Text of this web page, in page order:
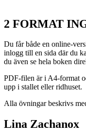
2 FORMAT
Du får både en online-
inlogg till en sida där du
du även se hela boken
PDF-filen är i A4-format
upp i stallet eller ridhuset.
Alla övningar beskrivs
Lina Zachanox